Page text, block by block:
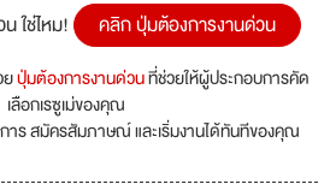
ใช่ไหม! คลิก ปุ่มต้องการงานด่วน
ปุ่มต้องการงานด่วนที่ช่วยให้ผู้ประกอบการคัด
เลือกเรซูเม่ของคุณ
าร สมัครสัมภาษณ์ และเริ่มงานได้ทันทีของคุณ